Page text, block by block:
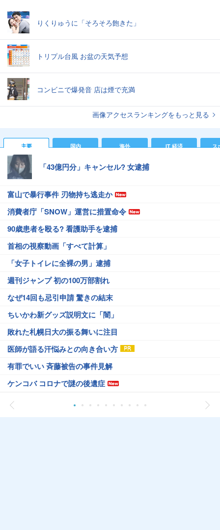
りくりゅうに「そろそろ飽きた」
トリプル台風 お盆の天気予想
コンビニで爆発音 店は煙で充満
画像アクセスランキングをもっと見る
主要 国内 海外 IT 経済 ス
「43億円分」キャンセル? 女逮捕
富山で暴行事件 刃物持ち逃走か
消費者庁「SNOW」運営に措置命令
90歳患者を殴る? 看護助手を逮捕
首相の視察動画「すべて計算」
「女子トイレに全裸の男」逮捕
週刊ジャンプ 初の100万部割れ
なぜ14回も忌引申請 驚きの結末
ちいかわ新グッズ説明文に「闇」
敗れた札幌日大の振る舞いに注目
医師が語る汗悩みとの向き合い方
有罪でいい 斉藤被告の事件見解
ケンコバ コロナで謎の後遺症